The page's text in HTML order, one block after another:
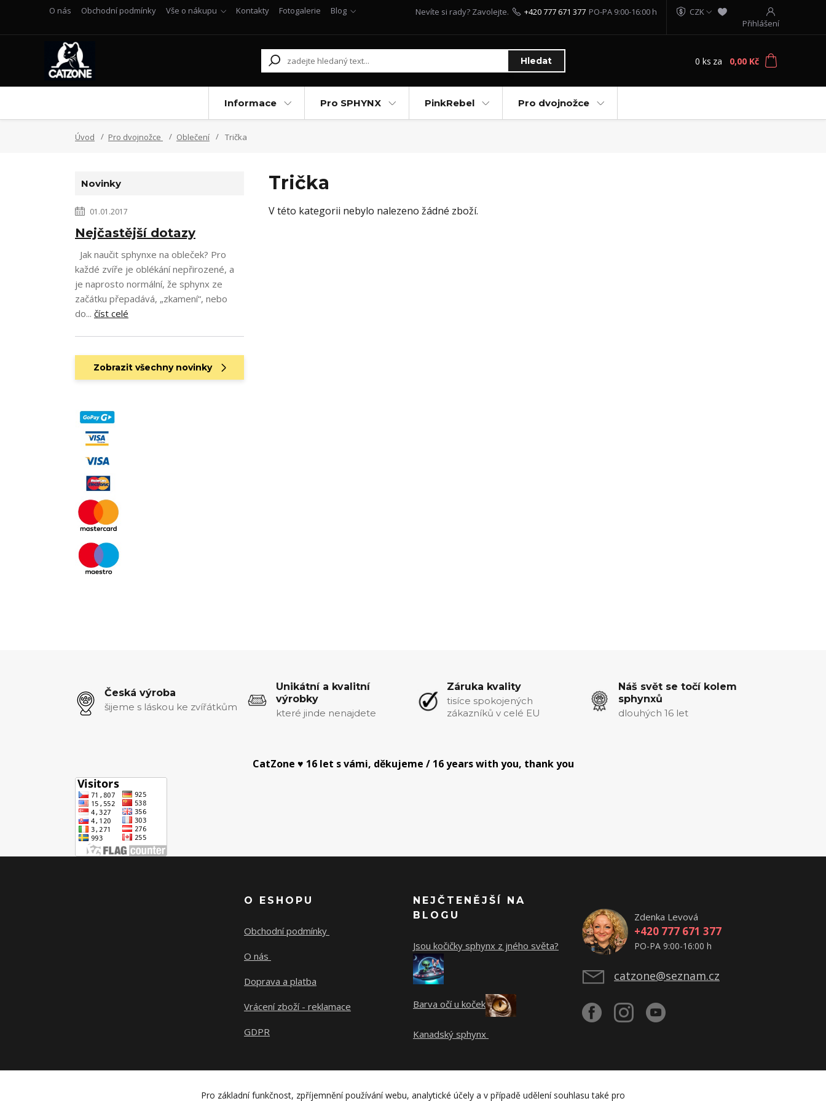
O nás Obchodní podmínky Vše o nákupu Kontakty Fotogalerie Blog
CZK
Přihlášení
Hledat
Nevíte si rady? Zavolejte. +420 777 671 377 PO-PA 9:00-16:00 h
0 ks za 0,00 Kč
Informace Pro SPHYNX PinkRebel Pro dvojnožce
Úvod Pro dvojnožce Oblečení Trička
Trička
V této kategorii nebylo nalezeno žádné zboží.
Novinky
01.01.2017
Nejčastější dotazy
Jak naučit sphynxe na obleček? Pro
každé zvíře je oblékání nepřirozené, a
je naprosto normální, že sphynx ze
začátku přepadává, „zkamení“, nebo
do... číst celé
Zobrazit všechny novinky
Česká výroba
šijeme s láskou ke zvířátkům
Unikátní a kvalitní
výrobky
které jinde nenajdete
Záruka kvality
tisíce spokojených
zákazníků v celé EU
Náš svět se točí kolem
sphynxů
dlouhých 16 let
CatZone ♥ 16 let s vámi, děkujeme / 16 years with you, thank you
O ESHOPU
Obchodní podmínky
O nás
Doprava a platba
Vrácení zboží - reklamace
GDPR
NEJČTENĚJŠÍ NA
BLOGU
Jsou kočičky sphynx z jného světa?
Barva očí u koček
Kanadský sphynx
Zdenka Levová
+420 777 671 377
PO-PA 9:00-16:00 h
catzone@seznam.cz
Pro základní funkčnost, zpříjemnění používání webu, analytické účely a v případě udělení souhlasu také pro